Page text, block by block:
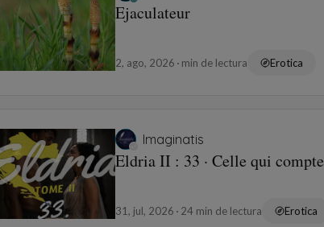
Ejaculateur
2, ago, 2026 min de lectura Erotica
Imaginatis
Eldria II : 33 · Celle qui compte
31, jul, 2026 24 min de lectura Erotica